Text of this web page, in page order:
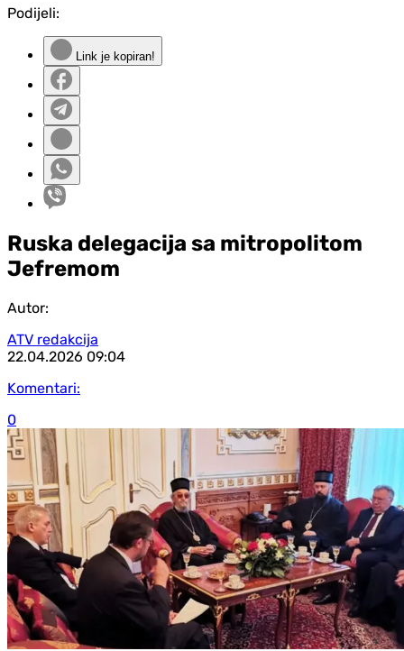
Podijeli:
Link je kopiran!
Ruska delegacija sa mitropolitom
Jefremom
Autor:
ATV redakcija
22.04.2026 09:04
Komentari:
0